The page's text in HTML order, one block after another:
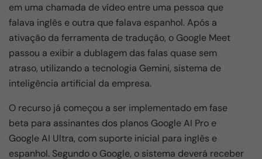
em uma chamada de vídeo entre uma pessoa que
falava inglês e outra que falava espanhol. Após a
ativação da ferramenta de tradução, o Google Meet
passou a exibir a dublagem das falas quase sem
atraso, utilizando a tecnologia Gemini, sistema de
inteligência artificial da empresa.
O recurso já começou a ser implementado em fase
beta para assinantes dos planos Google AI Pro e
Google AI Ultra, com suporte inicial para inglês e
espanhol. Segundo o Google, o sistema deverá receber